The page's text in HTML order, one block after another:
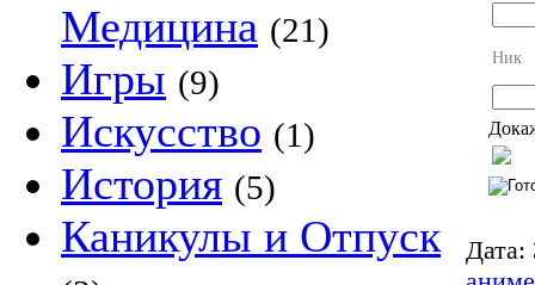
Медицина (21)
Игры (9)
Искусство (1)
История (5)
Каникулы и Отпуск
Ник
Дата: